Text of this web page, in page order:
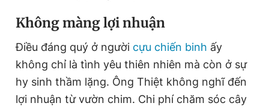
Không màng lợi nhuận
Điều đáng quý ở người cựu chiến binh ấy
không chỉ là tình yêu thiên nhiên mà còn ở sự
hy sinh thầm lặng. Ông Thiệt không nghĩ đến
lợi nhuận từ vườn chim. Chi phí chăm sóc cây